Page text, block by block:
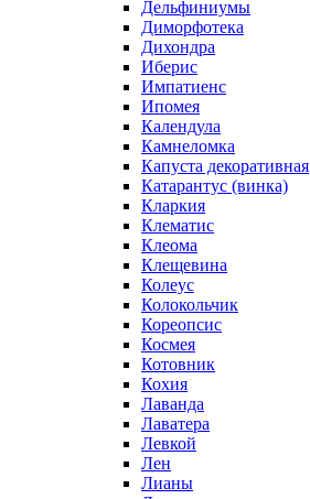
Дельфиниумы
Диморфотека
Дихондра
Иберис
Импатиенс
Ипомея
Календула
Камнеломка
Капуста декоративная
Катарантус (винка)
Кларкия
Клематис
Клеома
Клещевина
Колеус
Колокольчик
Кореопсис
Космея
Котовник
Кохия
Лаванда
Лаватера
Левкой
Лен
Лианы